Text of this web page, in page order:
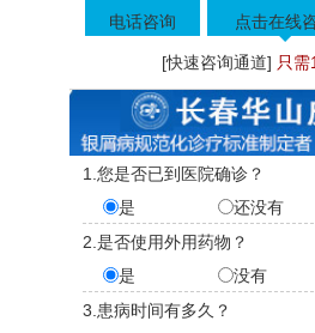
电话咨询 点击在线
[快速咨询通道] 只
1.您是否已到医院确诊？
是
还没有
2.是否使用外用药物？
是
没有
3.患病时间有多久？